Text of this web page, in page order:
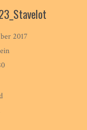
2017